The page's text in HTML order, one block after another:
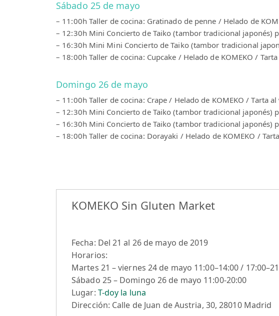
Sábado 25 de mayo
– 11:00h Taller de cocina: Gratinado de penne / Helado de
– 12:30h Mini Concierto de Taiko (tambor tradicional japonés)
– 16:30h Mini Mini Concierto de Taiko (tambor tradicional
– 18:00h Taller de cocina: Cupcake / Helado de KOMEKO /
Domingo 26 de mayo
– 11:00h Taller de cocina: Crape / Helado de KOMEKO / Tarta
– 12:30h Mini Concierto de Taiko (tambor tradicional japonés)
– 16:30h Mini Concierto de Taiko (tambor tradicional japonés)
– 18:00h Taller de cocina: Dorayaki / Helado de KOMEKO /
KOMEKO Sin Gluten Market
Fecha: Del 21 al 26 de mayo de 2019
Horarios:
Martes 21 – viernes 24 de mayo 11:00–14:00 /
Sábado 25 – Domingo 26 de mayo 11:00-20:00
Lugar: T-doy la luna
Dirección: Calle de Juan de Austria, 30, 28010 Madrid